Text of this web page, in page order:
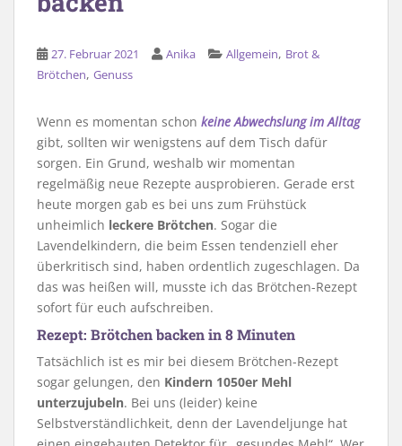
27. Februar 2021 Anika Allgemein, Brot &
Brötchen, Genuss
Wenn es momentan schon keine Abwechslung im Alltag
gibt, sollten wir wenigstens auf dem Tisch dafür
sorgen. Ein Grund, weshalb wir momentan
regelmäßig neue Rezepte ausprobieren. Gerade erst
heute morgen gab es bei uns zum Frühstück
unheimlich leckere Brötchen. Sogar die
Lavendelkindern, die beim Essen tendenziell eher
überkritisch sind, haben ordentlich zugeschlagen. Da
das was heißen will, musste ich das Brötchen-Rezept
sofort für euch aufschreiben.
Rezept: Brötchen backen in 8 Minuten
Tatsächlich ist es mir bei diesem Brötchen-Rezept
sogar gelungen, den Kindern 1050er Mehl
unterzujubeln. Bei uns (leider) keine
Selbstverständlichkeit, denn der Lavendeljunge hat